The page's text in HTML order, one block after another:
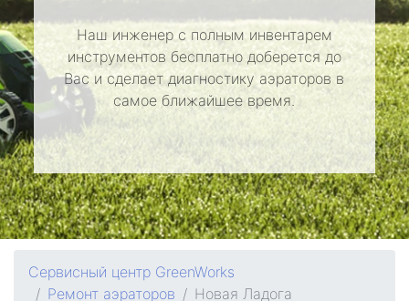
Наш инженер с полным инвентарем
инструментов бесплатно доберется до
Вас и сделает диагностику аэраторов в
самое ближайшее время.
Сервисный центр GreenWorks
Ремонт аэраторов
Новая Ладога